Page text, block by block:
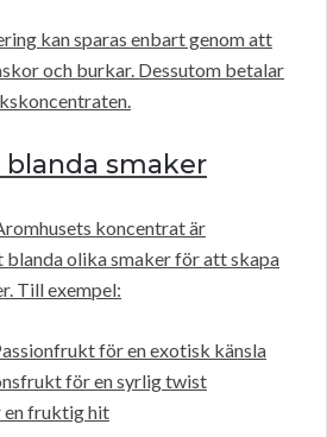
kan sparas enbart genom att
och burkar. Dessutom betalar
smaker
koncentrat är
olika smaker för att skapa
Till exempel:
för en exotisk känsla
för en syrlig twist
en fruktig hit